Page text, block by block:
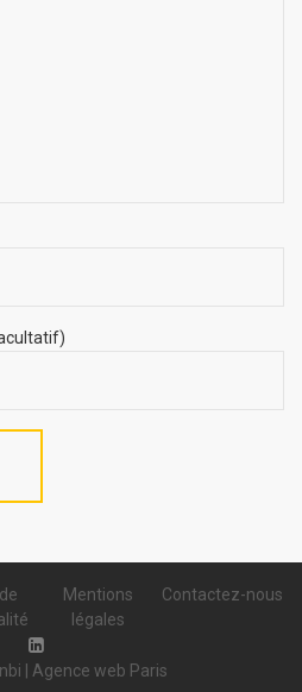
Mentions
légales
Contactez-nous
| Agence web Paris